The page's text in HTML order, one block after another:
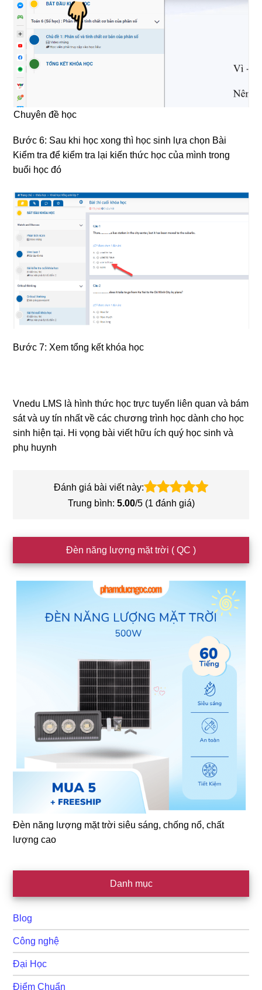
Chuyên đề học
Bước 6: Sau khi học xong thì học sinh lựa chọn Bài
Kiểm tra để kiểm tra lại kiến thức học của mình trong
buổi học đó
Bước 7: Xem tổng kết khóa học
Vnedu LMS là hình thức học trực tuyến liên quan và bám
sát và uy tín nhất về các chương trình học dành cho học
sinh hiện tại. Hi vọng bài viết hữu ích quý học sinh và
phụ huynh
Đánh giá bài viết này:
Trung bình: 5.00/5 (1 đánh giá)
chính
Đèn năng lượng mặt trời ( QC )
Đèn năng lượng mặt trời siêu sáng, chống nổ, chất
lượng cao
Danh mục
Blog
Công nghệ
Đại Học
Điểm Chuẩn